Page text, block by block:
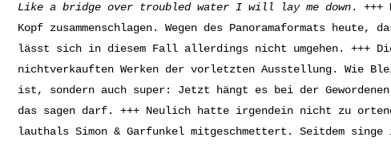
Like a bridge over troubled water I will lay me down. +++
Kopf zusammenschlagen. Wegen des Panoramaformats
lässt sich in diesem Fall allerdings nicht umgehen. +++
nichtverkauften Werken der vorletzten Ausstellung. Wie
ist, sondern auch super: Jetzt hängt es bei der
das sagen darf. +++ Neulich hatte irgendein nicht zu
lauthals Simon & Garfunkel mitgeschmettert. Seitdem singe